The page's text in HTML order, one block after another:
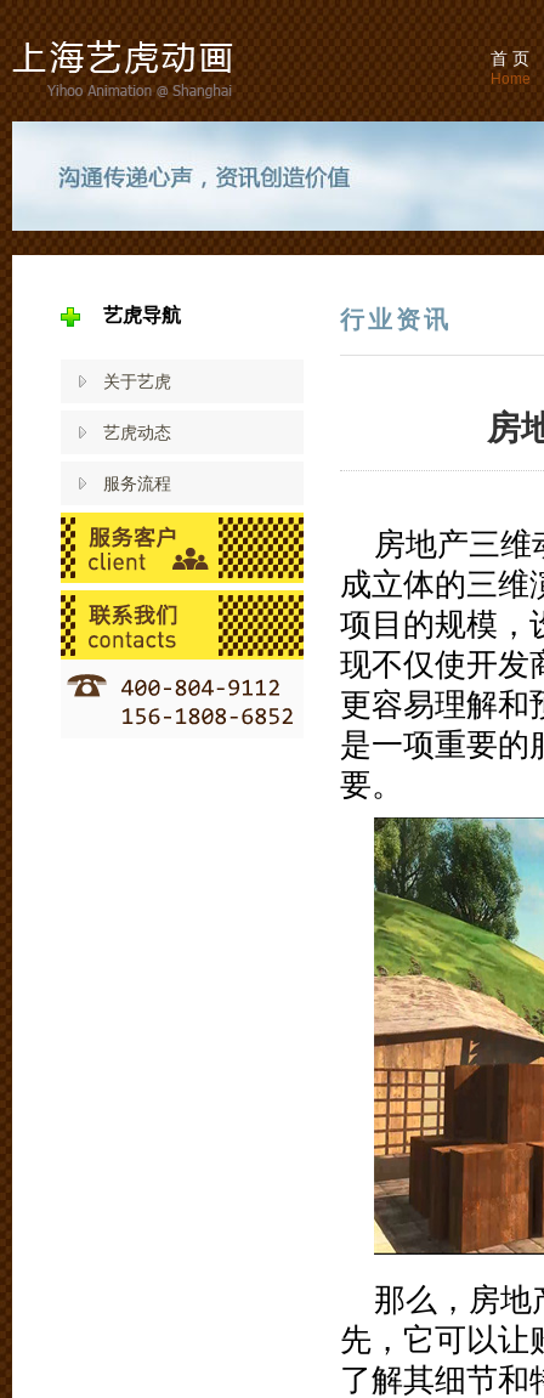
首 页
Home
艺虎导航
关于艺虎
艺虎动态
服务流程
行业资讯
房
房地产三
成立体的三维
项目的规模，
现不仅使开发
更容易理解和
是一项重要的
要。
那么，房地
先，它可以让
了解其细节和